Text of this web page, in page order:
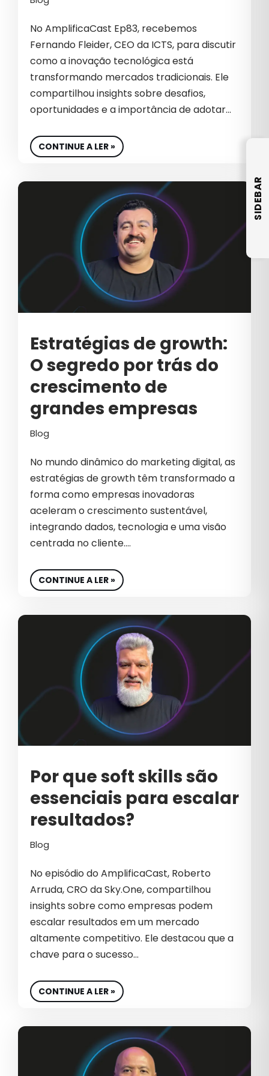
B2B INTERNACIONAL
BIG DATA
BIOTECNOLOGIA
BRANDING
CAPTURA DE DEMANDA
CASE DE SUCESSO
CEO
CHATGPT
CIBERSEGURANÇA
CLIQUES INVÁLIDOS
COMUNICAÇÃO B2B
COMUNICAÇÃO CORPORATIVA
COMUNICAÇÃO EMPRESARIAL
COMUNICAÇÃO INTERNA
CRESCIMENTO
CRESCIMENTO PARA EMPRESAS
CRIAÇÃO DE CONTEÚDO
CULTURA EMPRESARIAL
CULTURA ORGANIZACIONAL
DADOS
DESENVOLVIMENTO DE SITES
DESIGN
DESTAQUE
E-COMMERCE DE COSMÉTICOS
EDUCAÇÃO
EMPREENDEDOR
EMPRESA
EQUIPE
EQUIPE DE VENDA
EQUIPE DE VENDAS
EQUIPES DE VENDAS
ESTRATÉGIA DIGITAL
ESTRATÉGIAS B2B
No AmplificaCast Ep83, recebemos
Fernando Fleider, CEO da ICTS, para discutir
como a inovação tecnológica está
transformando mercados tradicionais. Ele
compartilhou insights sobre desafios,
oportunidades e a importância de adotar…
CONTINUE A LER »
Estratégias de growth:
O segredo por trás do
crescimento de
grandes empresas
Blog
No mundo dinâmico do marketing digital, as
estratégias de growth têm transformado a
forma como empresas inovadoras
aceleram o crescimento sustentável,
integrando dados, tecnologia e uma visão
centrada no cliente.…
CONTINUE A LER »
Por que soft skills são
essenciais para escalar
resultados?
Blog
No episódio do AmplificaCast, Roberto
Arruda, CRO da Sky.One, compartilhou
insights sobre como empresas podem
escalar resultados em um mercado
altamente competitivo. Ele destacou que a
chave para o sucesso…
CONTINUE A LER »
SIDEBAR